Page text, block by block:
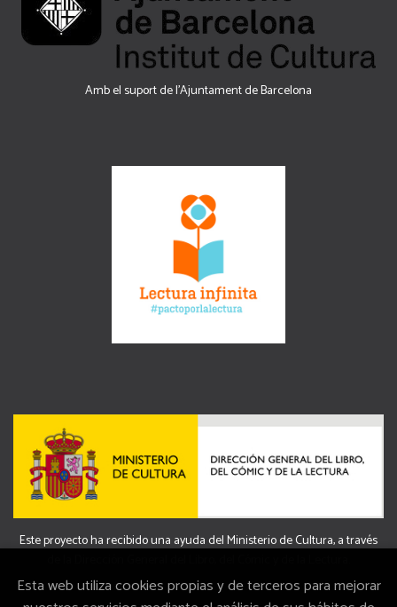
Amb el suport de l’Ajuntament de Barcelona
Este proyecto ha recibido una ayuda del Ministerio de Cultura, a través
Esta web utiliza cookies propias y de terceros para mejorar